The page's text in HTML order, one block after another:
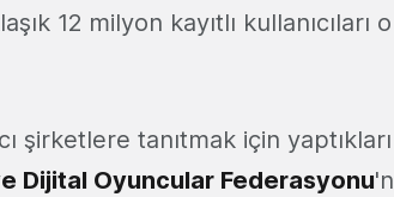
12 milyon kayıtlı kullanıcıları
şirketlere tanıtmak için
Dijital Oyuncular Federasyonu